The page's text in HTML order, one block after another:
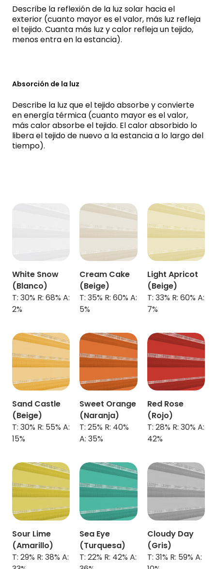
Describe la reflexión de la luz solar hacia el
exterior (cuanto mayor es el valor, más luz refleja
el tejido. Cuanta más luz y calor refleja un tejido,
menos entra en la estancia).
Absorción de la luz
Describe la luz que el tejido absorbe y convierte
en energía térmica (cuanto mayor es el valor,
más calor absorbe el tejido. El calor absorbido lo
libera el tejido de nuevo a la estancia a lo largo del
tiempo).
White Snow
(Blanco)
T: 30% R: 68% A:
2%
Cream Cake
(Beige)
T: 35% R: 60% A:
5%
Light Apricot
(Beige)
T: 33% R: 60% A:
7%
Sand Castle
(Beige)
T: 30% R: 55% A:
15%
Sweet Orange
(Naranja)
T: 25% R: 40%
A: 35%
Red Rose
(Rojo)
T: 28% R: 30% A:
42%
Sour Lime
(Amarillo)
T: 29% R: 38% A:
Sea Eye
(Turquesa)
T: 22% R: 42% A:
Cloudy Day
(Gris)
T: 31% R: 59% A: